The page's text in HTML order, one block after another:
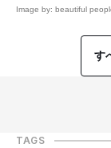
Image by: beautiful
す
TAGS